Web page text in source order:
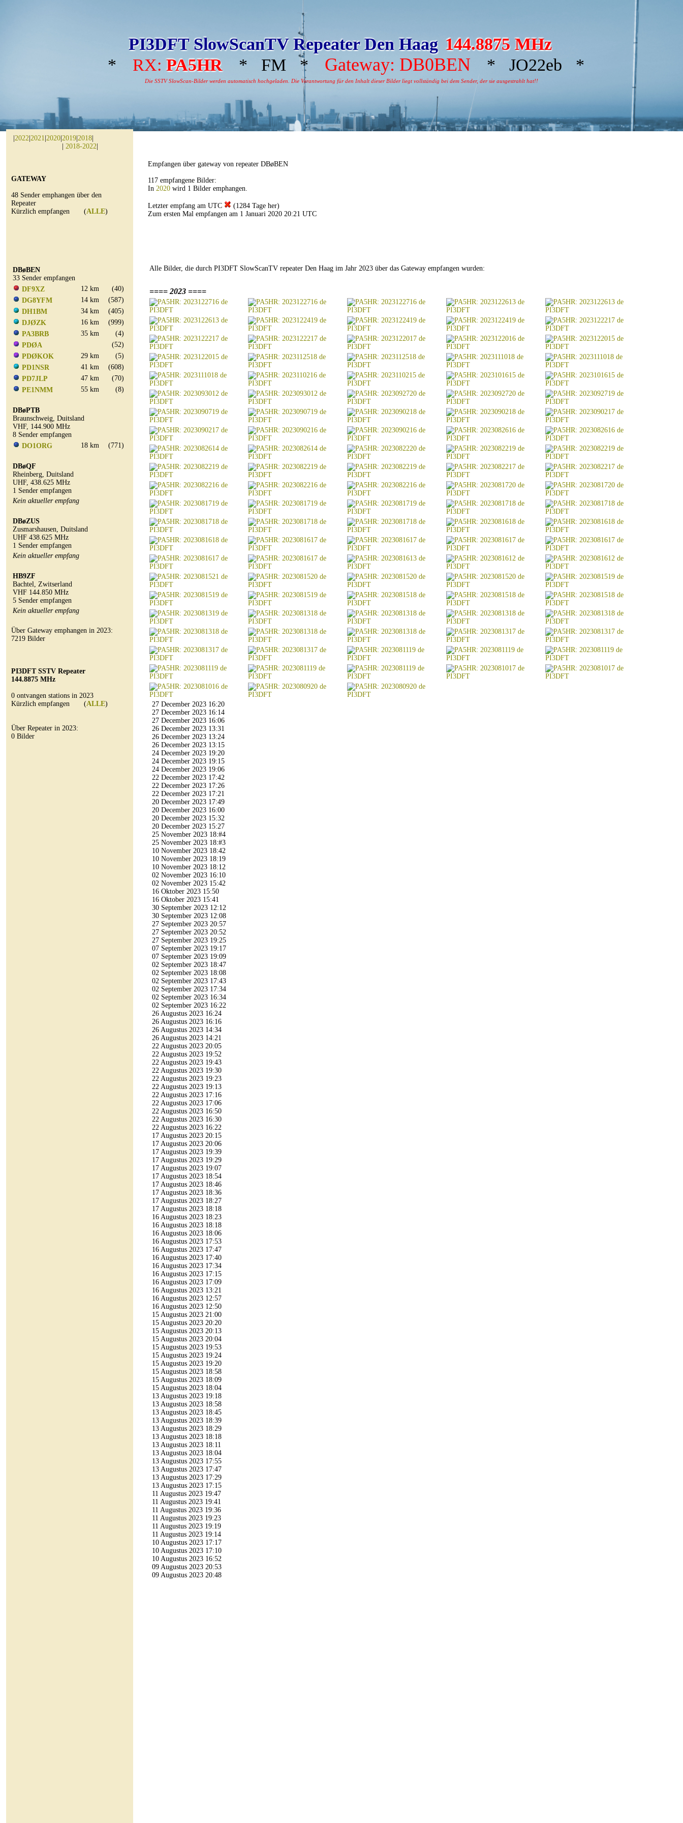
PI3DFT SlowScanTV Repeater Den Haag 144.8875 MHz
*
RX: PA5HR * FM * Gateway: DB0BEN * JO22eb *
Die SSTV SlowScan-Bilder werden automatisch hochgeladen. Die Verantwortung für den Inhalt dieser Bilder liegt vollständig bei dem Sender, der sie ausgestrahlt hat!!
2022 2021 2020 2019 2018
2018-2022
GATEWAY
48 Sender emphangen über den
Repeater
Kürzlich empfangen (ALLE)
DBøBEN
33 Sender empfangen
DF9XZ
12 km
(40)
DG8YFM
14 km
(587)
DH1BM
34 km
(405)
DJØZK
16 km
(999)
PA3BRB
35 km
(4)
PDØA
(52)
PDØKOK
29 km
(5)
PD1NSR
41 km
(608)
PD7JLP
47 km
(70)
PE1NMM
55 km (8)
DBøPTB
Braunschweig, Duitsland
VHF, 144.900 MHz
8 Sender empfangen
DO1ORG
18 km (771)
DBøQF
Rheinberg, Duitsland
UHF, 438.625 MHz
1 Sender empfangen
Kein aktueller empfang
DBøZUS
Zusmarshausen, Duitsland
UHF 438.625 MHz
1 Sender empfangen
Kein aktueller empfang
HB9ZF
Bachtel, Zwitserland
VHF 144.850 MHz
5 Sender empfangen
Kein aktueller empfang
Über Gateway emphangen in 2023:
7219 Bilder
PI3DFT SSTV Repeater
144.8875 MHz
0 ontvangen stations in 2023
Kürzlich empfangen (ALLE)
Über Repeater in 2023:
0 Bilder
Empfangen über gateway von repeater DBøBEN
117 empfangene Bilder:
In 2020 wird 1 Bilder emphangen.
Letzter empfang am UTC
(1284 Tage her)
Zum ersten Mal empfangen am 1 Januari 2020 20:21 UTC
Alle Bilder, die durch PI3DFT SlowScanTV repeater Den Haag im Jahr 2023 über das Gateway empfangen wurden:
==== 2023 ====
27 December 2023 16:20
27 December 2023 16:14
27 December 2023 16:06
26 December 2023 13:31
26 December 2023 13:24
26 December 2023 13:15
24 December 2023 19:20
24 December 2023 19:15
24 December 2023 19:06
22 December 2023 17:42
22 December 2023 17:26
22 December 2023 17:21
20 December 2023 17:49
20 December 2023 16:00
20 December 2023 15:32
20 December 2023 15:27
25 November 2023 18:#4
25 November 2023 18:#3
10 November 2023 18:42
10 November 2023 18:19
10 November 2023 18:12
02 November 2023 16:10
02 November 2023 15:42
16 Oktober 2023 15:50
16 Oktober 2023 15:41
30 September 2023 12:12
30 September 2023 12:08
27 September 2023 20:57
27 September 2023 20:52
27 September 2023 19:25
07 September 2023 19:17
07 September 2023 19:09
02 September 2023 18:47
02 September 2023 18:08
02 September 2023 17:43
02 September 2023 17:34
02 September 2023 16:34
02 September 2023 16:22
26 Augustus 2023 16:24
26 Augustus 2023 16:16
26 Augustus 2023 14:34
26 Augustus 2023 14:21
22 Augustus 2023 20:05
22 Augustus 2023 19:52
22 Augustus 2023 19:43
22 Augustus 2023 19:30
22 Augustus 2023 19:23
22 Augustus 2023 19:13
22 Augustus 2023 17:16
22 Augustus 2023 17:06
22 Augustus 2023 16:50
22 Augustus 2023 16:30
22 Augustus 2023 16:22
17 Augustus 2023 20:15
17 Augustus 2023 20:06
17 Augustus 2023 19:39
17 Augustus 2023 19:29
17 Augustus 2023 19:07
17 Augustus 2023 18:54
17 Augustus 2023 18:46
17 Augustus 2023 18:36
17 Augustus 2023 18:27
17 Augustus 2023 18:18
16 Augustus 2023 18:23
16 Augustus 2023 18:18
16 Augustus 2023 18:06
16 Augustus 2023 17:53
16 Augustus 2023 17:47
16 Augustus 2023 17:40
16 Augustus 2023 17:34
16 Augustus 2023 17:15
16 Augustus 2023 17:09
16 Augustus 2023 13:21
16 Augustus 2023 12:57
16 Augustus 2023 12:50
15 Augustus 2023 21:00
15 Augustus 2023 20:20
15 Augustus 2023 20:13
15 Augustus 2023 20:04
15 Augustus 2023 19:53
15 Augustus 2023 19:24
15 Augustus 2023 19:20
15 Augustus 2023 18:58
15 Augustus 2023 18:09
15 Augustus 2023 18:04
13 Augustus 2023 19:18
13 Augustus 2023 18:58
13 Augustus 2023 18:45
13 Augustus 2023 18:39
13 Augustus 2023 18:29
13 Augustus 2023 18:18
13 Augustus 2023 18:11
13 Augustus 2023 18:04
13 Augustus 2023 17:55
13 Augustus 2023 17:47
13 Augustus 2023 17:29
13 Augustus 2023 17:15
11 Augustus 2023 19:47
11 Augustus 2023 19:41
11 Augustus 2023 19:36
11 Augustus 2023 19:23
11 Augustus 2023 19:19
11 Augustus 2023 19:14
10 Augustus 2023 17:17
10 Augustus 2023 17:10
10 Augustus 2023 16:52
09 Augustus 2023 20:53
09 Augustus 2023 20:48